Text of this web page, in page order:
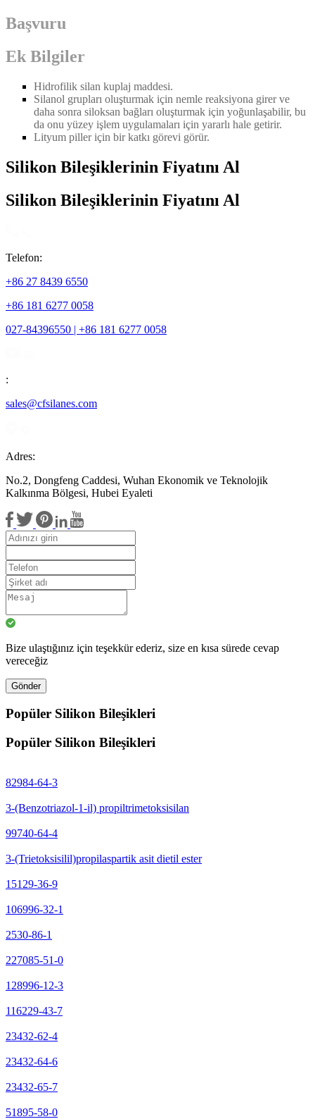
Başvuru
Ek Bilgiler
Hidrofilik silan kuplaj maddesi.
Silanol grupları oluşturmak için nemle reaksiyona girer ve
daha sonra siloksan bağları oluşturmak için yoğunlaşabilir, bu
da onu yüzey işlem uygulamaları için yararlı hale getirir.
Lityum piller için bir katkı görevi görür.
Silikon Bileşiklerinin Fiyatını Al
Silikon Bileşiklerinin Fiyatını Al
Telefon:
+86 27 8439 6550
+86 181 6277 0058
027-84396550 | +86 181 6277 0058
:
sales@cfsilanes.com
Adres:
No.2, Dongfeng Caddesi, Wuhan Ekonomik ve Teknolojik
Kalkınma Bölgesi, Hubei Eyaleti
Bize ulaştığınız için teşekkür ederiz, size en kısa sürede cevap
vereceğiz
Gönder
Popüler Silikon Bileşikleri
Popüler Silikon Bileşikleri
82984-64-3
3-(Benzotriazol-1-il) propiltrimetoksisilan
99740-64-4
3-(Trietoksisilil)propilaspartik asit dietil ester
15129-36-9
106996-32-1
2530-86-1
227085-51-0
128996-12-3
116229-43-7
23432-62-4
23432-64-6
23432-65-7
51895-58-0